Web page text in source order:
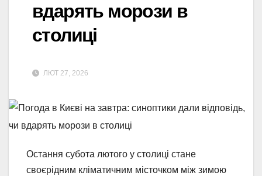
вдарять морози в
столиці
ЛЮТ 27, 2026
Остання субота лютого у столиці стане
своєрідним кліматичним місточком між зимою